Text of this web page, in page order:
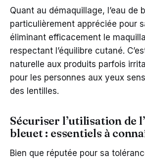
Quant au démaquillage, l’eau de
particulièrement appréciée pour
éliminant efficacement le
respectant l’équilibre cutané.
naturelle aux produits parfois
pour les personnes aux yeux
des lentilles.
Sécuriser l’utilisation de
bleuet : essentiels à
Bien que réputée pour sa